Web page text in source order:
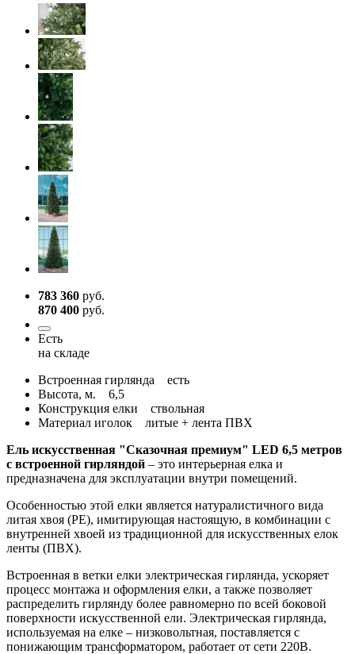
783 360 руб.
870 400 руб.
Есть
на складе
Встроенная гирлянда есть
Высота, м. 6,5
Конструкция елки ствольная
Материал иголок литые + лента ПВХ
Ель искусственная "Сказочная премиум" LED 6,5 метров
с встроенной гирляндой – это интерьерная елка и
предназначена для эксплуатации внутри помещений.
Особенностью этой елки является натуралистичного вида
литая хвоя (PE), имитирующая настоящую, в комбинации с
внутренней хвоей из традиционной для искусственных елок
ленты (ПВХ).
Встроенная в ветки елки электрическая гирлянда, ускоряет
процесс монтажа и оформления елки, а также позволяет
распределить гирлянду более равномерно по всей боковой
поверхности искусственной ели. Электрическая гирлянда,
используемая на елке – низковольтная, поставляется с
понижающим трансформатором, работает от сети 220В.